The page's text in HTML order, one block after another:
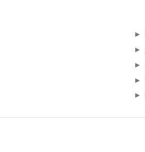
►
►
►
►
►